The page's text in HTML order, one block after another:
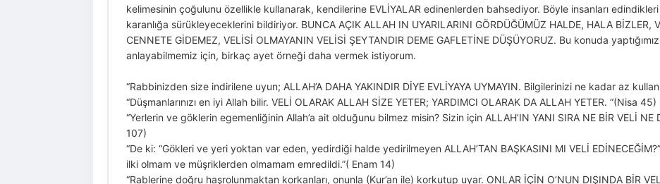
kelimesinin çoğulunu özellikle kullanarak, kendilerine EVLİYALAR edinenlerden bahsediyor. Böyle insanları
karanlığa sürükleyeceklerini bildiriyor. BUNCA AÇIK ALLAH IN UYARILARINI GÖRDÜĞÜMÜZ HALDE, HALA BİZLER,
CENNETE GİDEMEZ, VELİSİ OLMAYANIN VELİSİ ŞEYTANDIR DEME GAFLETİNE DÜŞÜYORUZ. Bu konuda yaptığımız
anlayabilmemiz için, birkaç ayet örneği daha vermek istiyorum.
“Rabbinizden size indirilene uyun; ALLAH’A DAHA YAKINDIR DİYE EVLİYAYA UYMAYIN. Bilgilerinizi ne kadar az
“Düşmanlarınızı en iyi Allah bilir. VELİ OLARAK ALLAH SİZE YETER; YARDIMCI OLARAK DA ALLAH YETER. “(Nisa 45)
“Yerlerin ve göklerin egemenliğinin Allah’a ait olduğunu bilmez misin? Sizin için ALLAH’IN YANI SIRA NE BİR VELİ NE
107)
“De ki: “Gökleri ve yeri yoktan var eden, yedirdiği halde yedirilmeyen ALLAH’TAN BAŞKASINI MI VELİ
ilki olmam ve müşriklerden olmamam emredildi.”( Enam 14)
“Rablerine doğru haşrolunmaktan korkanları, onunla (Kur’an ile) korkutup uyar. ONLAR İÇİN O’NUN DIŞINDA BİR